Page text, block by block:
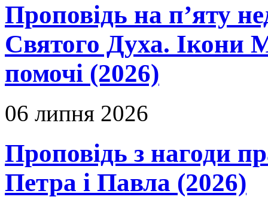
Проповідь на п’яту
Святого Духа. Ікони
помочі (2026)
06 липня 2026
Проповідь з нагоди
Петра і Павла (2026)